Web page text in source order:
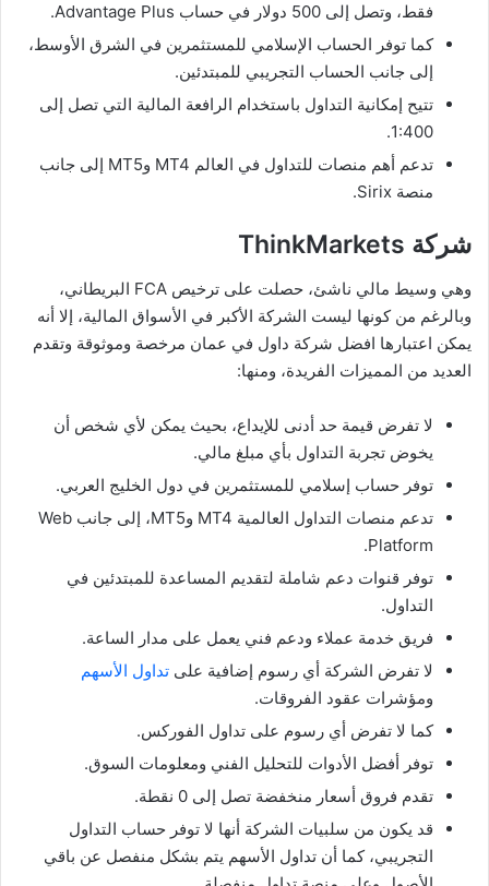
فقط، وتصل إلى 500 دولار في حساب Advantage Plus.
كما توفر الحساب الإسلامي للمستثمرين في الشرق الأوسط،
إلى جانب الحساب التجريبي للمبتدئين.
تتيح إمكانية التداول باستخدام الرافعة المالية التي تصل إلى
1:400.
تدعم أهم منصات للتداول في العالم MT4 وMT5 إلى جانب
منصة Sirix.
شركة ThinkMarkets
وهي وسيط مالي ناشئ، حصلت على ترخيص FCA البريطاني،
وبالرغم من كونها ليست الشركة الأكبر في الأسواق المالية، إلا أنه
يمكن اعتبارها افضل شركة داول في عمان مرخصة وموثوقة وتقدم
العديد من المميزات الفريدة، ومنها:
لا تفرض قيمة حد أدنى للإيداع، بحيث يمكن لأي شخص أن
يخوض تجربة التداول بأي مبلغ مالي.
توفر حساب إسلامي للمستثمرين في دول الخليج العربي.
تدعم منصات التداول العالمية MT4 وMT5، إلى جانب Web
Platform.
توفر قنوات دعم شاملة لتقديم المساعدة للمبتدئين في
التداول.
فريق خدمة عملاء ودعم فني يعمل على مدار الساعة.
لا تفرض الشركة أي رسوم إضافية على تداول الأسهم
ومؤشرات عقود الفروقات.
كما لا تفرض أي رسوم على تداول الفوركس.
توفر أفضل الأدوات للتحليل الفني ومعلومات السوق.
تقدم فروق أسعار منخفضة تصل إلى 0 نقطة.
قد يكون من سلبيات الشركة أنها لا توفر حساب التداول
التجريبي، كما أن تداول الأسهم يتم بشكل منفصل عن باقي